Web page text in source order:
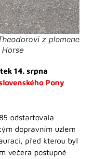
z plemene
14. srpna
Pony
odstartovala
dopravním uzlem
před kterou byl
večera postupně